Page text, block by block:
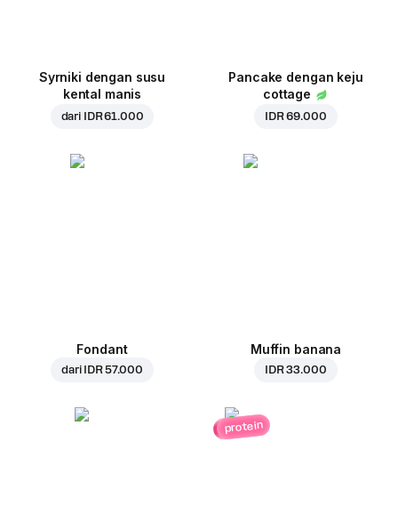
Syrniki dengan susu
kental manis
dari IDR 61.000
Pancake dengan keju
cottage
IDR 69.000
Fondant
dari IDR 57.000
Muffin banana
IDR 33.000
protein